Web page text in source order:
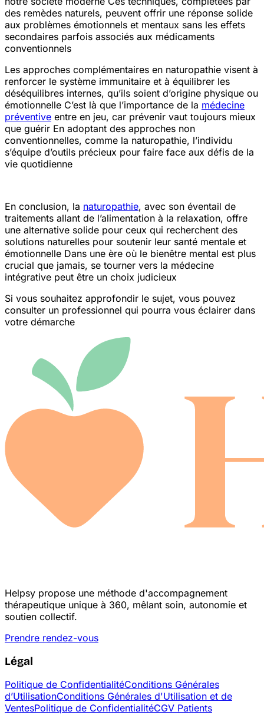
des remèdes naturels, peuvent offrir une réponse solide
aux problèmes émotionnels et mentaux sans les effets
secondaires parfois associés aux médicaments
conventionnels
Les approches complémentaires en naturopathie visent à
renforcer le système immunitaire et à équilibrer les
déséquilibres internes, qu’ils soient d’origine physique ou
émotionnelle C’est là que l’importance de la médecine
préventive entre en jeu, car prévenir vaut toujours mieux
que guérir En adoptant des approches non
conventionnelles, comme la naturopathie, l’individu
s’équipe d’outils précieux pour faire face aux défis de la
vie quotidienne
En conclusion, la naturopathie, avec son éventail de
traitements allant de l’alimentation à la relaxation, offre
une alternative solide pour ceux qui recherchent des
solutions naturelles pour soutenir leur santé mentale et
émotionnelle Dans une ère où le bienêtre mental est plus
crucial que jamais, se tourner vers la médecine
intégrative peut être un choix judicieux
Si vous souhaitez approfondir le sujet, vous pouvez
consulter un professionnel qui pourra vous éclairer dans
votre démarche
Helpsy propose une méthode d'accompagnement
thérapeutique unique à 360, mêlant soin, autonomie et
soutien collectif.
Prendre rendez-vous
Légal
Politique de ConfidentialitéConditions Générales
d’UtilisationConditions Générales d'Utilisation et de
VentesPolitique de ConfidentialitéCGV Patients